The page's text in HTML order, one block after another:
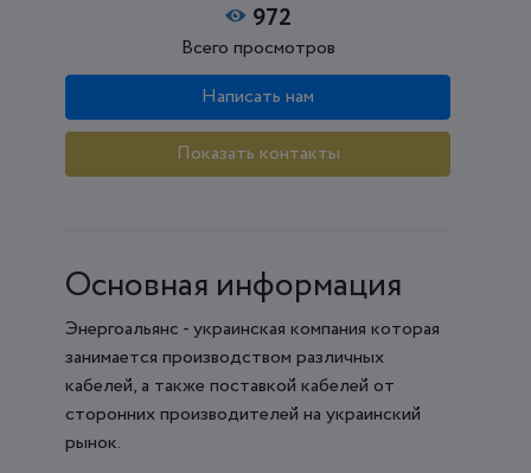
972
Всего просмотров
Написать нам
Показать контакты
Основная информация
Энергоальянс - украинская компания которая
занимается производством различных
кабелей, а также поставкой кабелей от
сторонних производителей на украинский
рынок.